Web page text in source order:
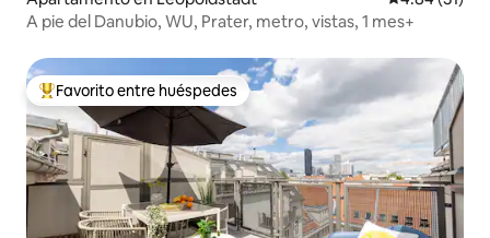
A pie del Danubio, WU, Prater, metro, vistas, 1 mes+
Favorito entre huéspedes preferido
Favorito entre huéspedes